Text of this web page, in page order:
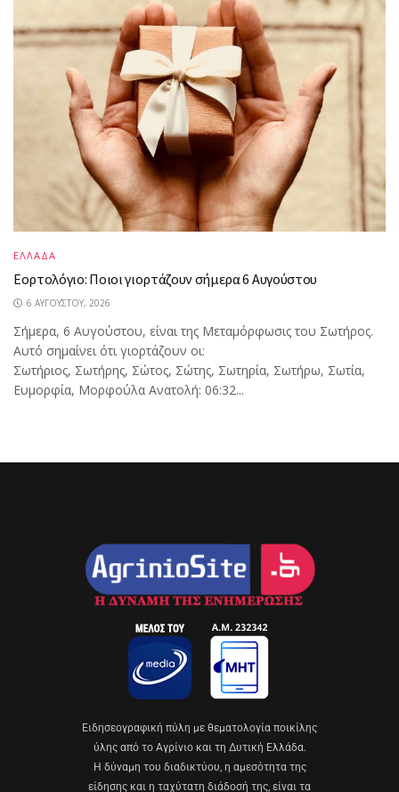
ΕΛΛΑΔΑ
Εορτολόγιο: Ποιοι γιορτάζουν σήμερα 6 Αυγούστου
6 ΑΥΓΟΎΣΤΟΥ, 2026
Σήμερα, 6 Αυγούστου, είναι της Μεταμόρφωσις του Σωτήρος.
Αυτό σημαίνει ότι γιορτάζουν οι:
Σωτήριος, Σωτήρης, Σώτος, Σώτης, Σωτηρία, Σωτήρω, Σωτία,
Ευμορφία, Μορφούλα Ανατολή: 06:32...
Eιδησεογραφική πύλη με θεματολογία ποικίλης
ύλης από το Αγρίνιο και τη Δυτική Ελλάδα.
Η δύναμη του διαδικτύου, η αμεσότητα της
είδησης και η ταχύτατη διάδοσή της, είναι τα